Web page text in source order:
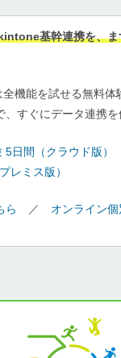
基幹連携を、ま
全機能を試せる無料体
、すぐにデータ連携を
日間（クラウド版）
レミス版）
ら ／ オンライン